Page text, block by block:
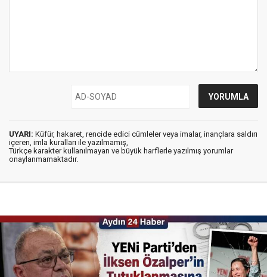
UYARI: Küfür, hakaret, rencide edici cümleler veya imalar, inançlara saldırı
içeren, imla kuralları ile yazılmamış,
Türkçe karakter kullanılmayan ve büyük harflerle yazılmış yorumlar
onaylanmamaktadır.